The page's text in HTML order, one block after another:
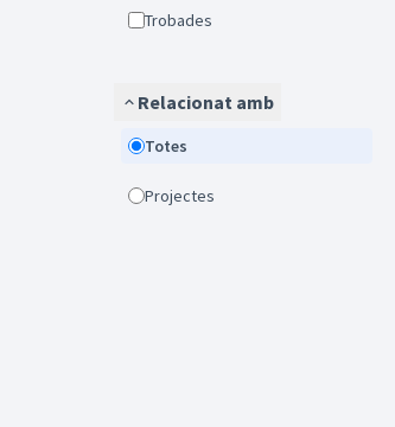
Trobades
Relacionat amb
Totes
Projectes